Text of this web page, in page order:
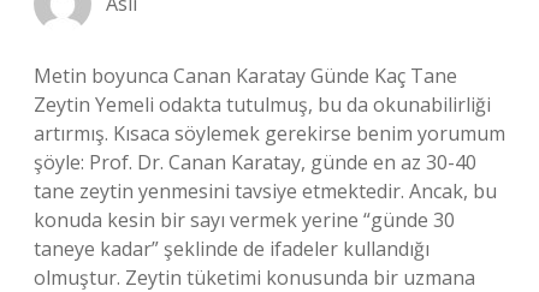
Metin boyunca Canan Karatay Günde Kaç Tane
Zeytin Yemeli odakta tutulmuş, bu da okunabilirliği
artırmış. Kısaca söylemek gerekirse benim yorumum
şöyle: Prof. Dr. Canan Karatay, günde en az 30-40
tane zeytin yenmesini tavsiye etmektedir. Ancak, bu
konuda kesin bir sayı vermek yerine “günde 30
taneye kadar” şeklinde de ifadeler kullandığı
olmuştur. Zeytin tüketimi konusunda bir uzmana